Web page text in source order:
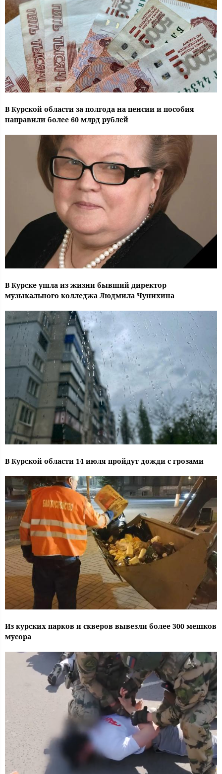
В Курской области за полгода на пенсии и пособия
направили более 60 млрд рублей
В Курске ушла из жизни бывший директор
музыкального колледжа Людмила Чунихина
В Курской области 14 июля пройдут дожди с грозами
Из курских парков и скверов вывезли более 300 мешков
мусора